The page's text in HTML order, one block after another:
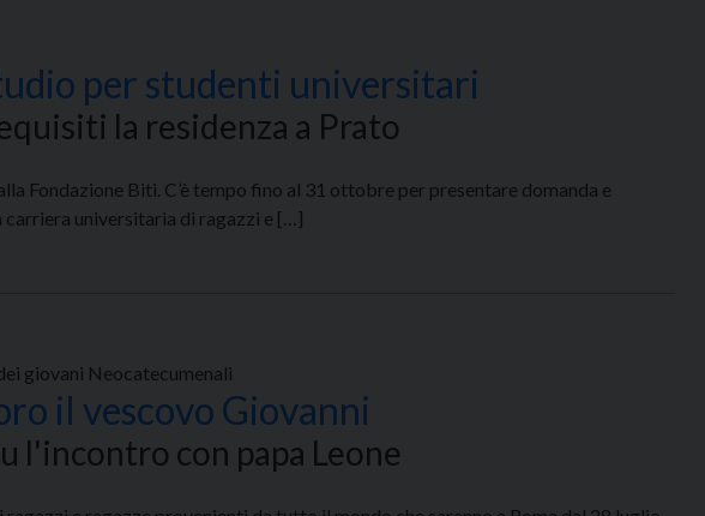
per studenti universitari
la residenza a Prato
Fondazione Biti. C’è tempo fino al 31 ottobre per presentare domanda e
carriera universitaria di ragazzi e […]
giovani Neocatecumenali
il vescovo Giovanni
l'incontro con papa Leone